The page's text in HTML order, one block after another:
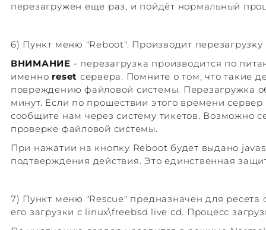
перезагружен еще раз, и пойдёт нормальный
6) Пункт меню "Reboot". Производит перезагрузку
ВНИМАНИЕ - перезагрузка производится по
именно reset сервера. Помните о том, что такие
повреждению файловой системы. Перезагружка
минут. Если по прошествии этого времени
сообщите нам через систему тикетов. Возможно
проверке файловой системы.
При нажатии на кнопку Reboot будет выдано
подтверждения действия. Это единственная
7) Пункт меню "Rescue" предназначен для
его загрузки с linux\freebsd live cd. Процесс